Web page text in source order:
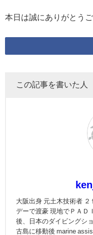
本日は誠にありがとう
この記事を書いた人
大阪出身 元土木技術者
デーで渡豪 現地でＰＡＤ
後、日本のダイビングシ
古島に移動後 marine